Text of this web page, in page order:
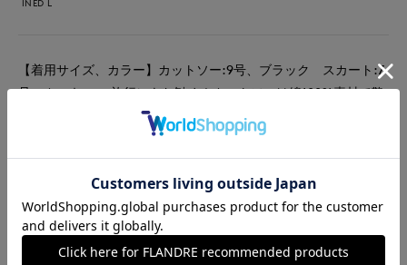
【着用サイズ、カラー】カットソー:9号、ブラック スカート:7
号、カーキ 旅行にもお勧め！カットソーは綿100%素材で艶
のあり、透けにくいしっかり目でしなやかな生地。肌触りが抜群
です！肩が隠れるフレンチスリーブで、程よく安心感もあり、イ
ンナー使いもしやすいデザインです。スカートはファスナーは無
し、両サイドがゴム仕様で伸び感があり楽な履き心地です。洗え
てシワになりにくいイージーケアタイプなのも嬉しいポイントで
す。晩夏、初秋にも着ていただけるお色合わせのコーディネート